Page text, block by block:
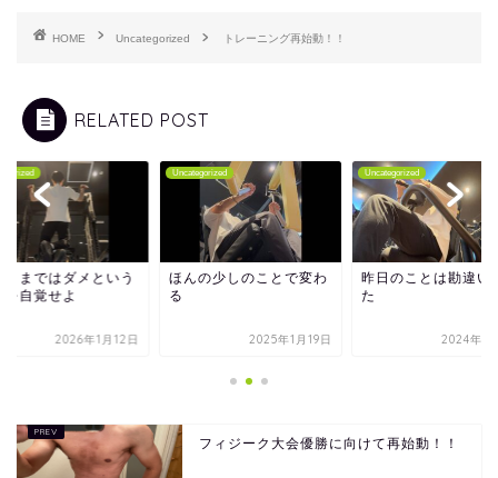
HOME Uncategorized トレーニング再始動！！
RELATED POST
ままではダメという
を自覚せよ
2026年1月12日
Uncategorized
ほんの少しのことで変わ
る
2025年1月19日
Uncategorized
昨日のことは勘違い
た
2024年11
フィジーク大会優勝に向けて再始動！！